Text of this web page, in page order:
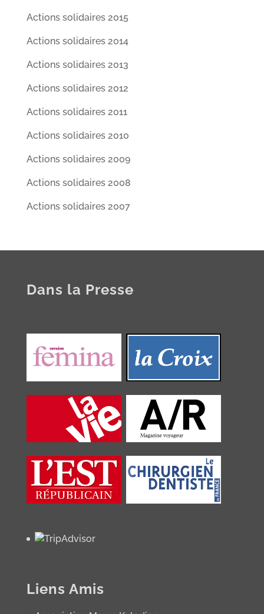
Actions solidaires 2015
Actions solidaires 2014
Actions solidaires 2013
Actions solidaires 2012
Actions solidaires 2011
Actions solidaires 2010
Actions solidaires 2009
Actions solidaires 2008
Actions solidaires 2007
Dans la Presse
Liens Amis